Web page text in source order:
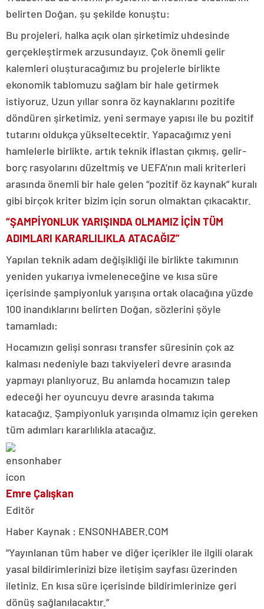
belirten Doğan, şu şekilde konuştu:
Bu projeleri, halka açık olan şirketimiz uhdesinde
gerçekleştirmek arzusundayız. Çok önemli gelir
kalemleri oluşturacağımız bu projelerle birlikte
ekonomik tablomuzu sağlam bir hale getirmek
istiyoruz. Uzun yıllar sonra öz kaynaklarını pozitife
döndüren şirketimiz, yeni sermaye yapısı ile bu pozitif
tutarını oldukça yükseltecektir. Yapacağımız yeni
hamlelerle birlikte, artık teknik iflastan çıkmış, gelir-
borç rasyolarını düzeltmiş ve UEFA’nın mali kriterleri
arasında önemli bir hale gelen “pozitif öz kaynak” kuralı
gibi birçok kriter bizim için sorun olmaktan çıkacaktır.
“ŞAMPİYONLUK YARIŞINDA OLMAMIZ İÇİN TÜM
ADIMLARI KARARLILIKLA ATACAĞIZ”
Yapılan teknik adam değişikliği ile birlikte takımının
yeniden yukarıya ivmeleneceğine ve kısa süre
içerisinde şampiyonluk yarışına ortak olacağına yüzde
100 inandıklarını belirten Doğan, sözlerini şöyle
tamamladı:
Hocamızın gelişi sonrası transfer süresinin çok az
kalması nedeniyle bazı takviyeleri devre arasında
yapmayı planlıyoruz. Bu anlamda hocamızın talep
edeceği her oyuncuyu devre arasında takıma
katacağız. Şampiyonluk yarışında olmamız için gereken
tüm adımları kararlılıkla atacağız.
Emre Çalışkan
Editör
Haber Kaynak : ENSONHABER.COM
“Yayınlanan tüm haber ve diğer içerikler ile ilgili olarak
yasal bildirimlerinizi bize iletişim sayfası üzerinden
iletiniz. En kısa süre içerisinde bildirimlerinize geri
dönüş sağlanılacaktır.”